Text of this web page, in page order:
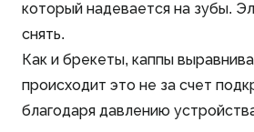
который надевается на зубы.
снять.
Как и брекеты, каппы
происходит это не за счет
благодаря давлению